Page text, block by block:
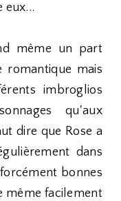
eux...
même un part
romantique mais
imbroglios
qu'aux
dire que Rose a
dans
bonnes
même facilement